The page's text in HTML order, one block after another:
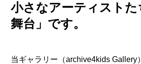
小さなアーティストた
舞台」です。
当ギャラリー（archive4kids Gallery